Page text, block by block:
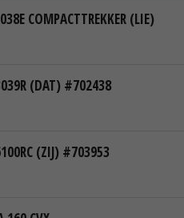
COMPACTTREKKER (LIE)
(DAT) #702438
(ZIJ) #703953